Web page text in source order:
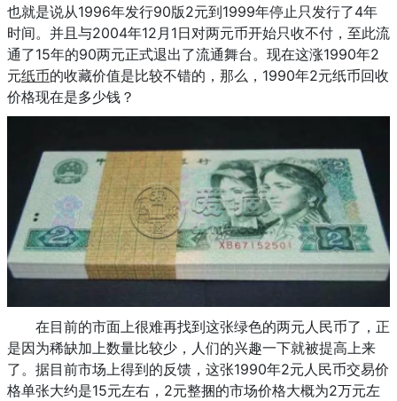
也就是说从1996年发行90版2元到1999年停止只发行了4年
时间。并且与2004年12月1日对两元币开始只收不付，至此流
通了15年的90两元正式退出了流通舞台。现在这涨1990年2
元纸币的收藏价值是比较不错的，那么，1990年2元纸币回收
价格现在是多少钱？
在目前的市面上很难再找到这张绿色的两元人民币了，正
是因为稀缺加上数量比较少，人们的兴趣一下就被提高上来
了。据目前市场上得到的反馈，这张1990年2元人民币交易价
格单张大约是15元左右，2元整捆的市场价格大概为2万元左